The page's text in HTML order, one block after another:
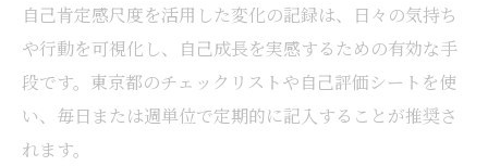
自己肯定感尺度を活用した変化の記録は、日々の気持ち
や行動を可視化し、自己成長を実感するための有効な手
段です。東京都のチェックリストや自己評価シートを使
い、毎日または週単位で定期的に記入することが推奨さ
れます。